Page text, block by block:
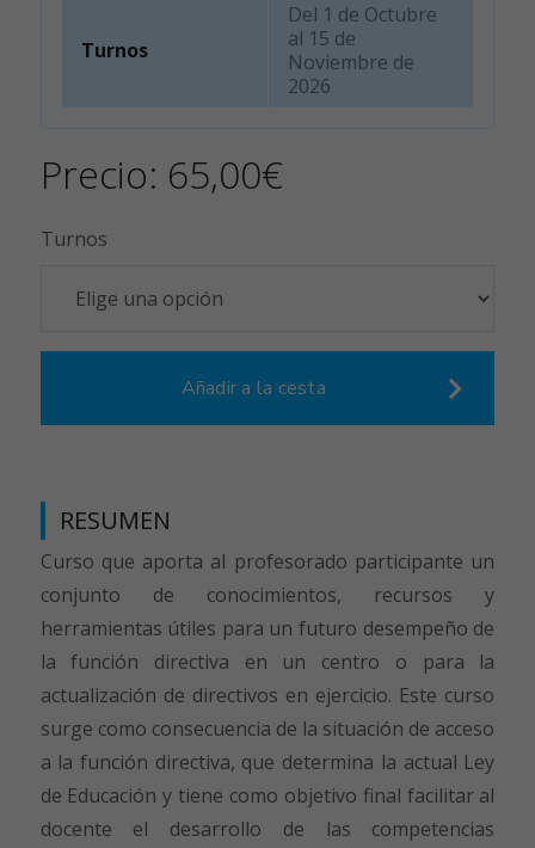
Turnos
Del 1 de Octubre
al 15 de
Noviembre de
2026
Precio: 65,00€
Turnos
Añadir a la cesta
RESUMEN
Curso que aporta al profesorado participante un
conjunto de conocimientos, recursos y
herramientas útiles para un futuro desempeño de
la función directiva en un centro o para la
actualización de directivos en ejercicio. Este curso
surge como consecuencia de la situación de acceso
a la función directiva, que determina la actual Ley
de Educación y tiene como objetivo final facilitar al
docente el desarrollo de las competencias